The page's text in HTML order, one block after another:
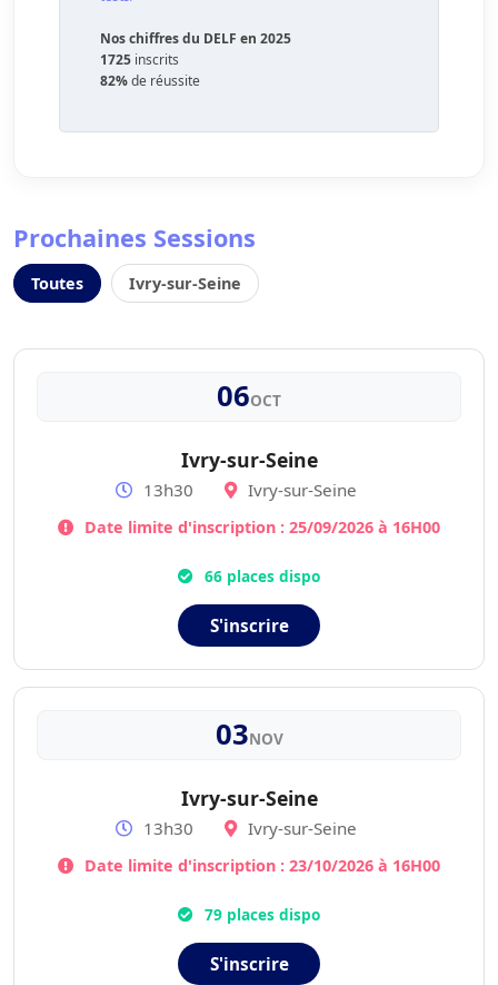
Nos chiffres du DELF en 2025
1725 inscrits
82%de réussite
Prochaines Sessions
Toutes Ivry-sur-Seine
06OCT
Ivry-sur-Seine
13h30 Ivry-sur-Seine
Date limite d'inscription : 25/09/2026 à 16H00
66 places dispo
S'inscrire
03NOV
Ivry-sur-Seine
13h30 Ivry-sur-Seine
Date limite d'inscription : 23/10/2026 à 16H00
79 places dispo
S'inscrire